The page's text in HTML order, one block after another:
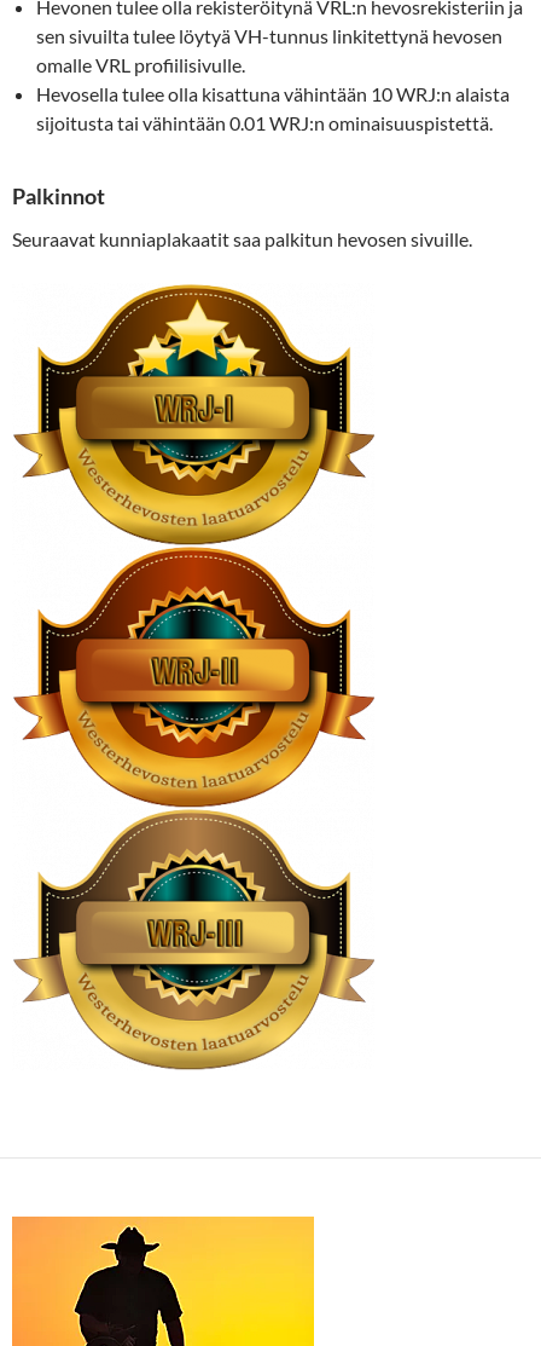
Hevonen tulee olla rekisteröitynä VRL:n hevosrekisteriin ja
sen sivuilta tulee löytyä VH-tunnus linkitettynä hevosen
omalle VRL profiilisivulle.
Hevosella tulee olla kisattuna vähintään 10 WRJ:n alaista
sijoitusta tai vähintään 0.01 WRJ:n ominaisuuspistettä.
Palkinnot
Seuraavat kunniaplakaatit saa palkitun hevosen sivuille.